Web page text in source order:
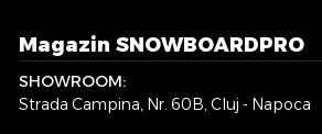
Magazin SNOWBOARDPRO
SHOWROOM:
Strada Campina, Nr. 60B, Cluj - Napoca